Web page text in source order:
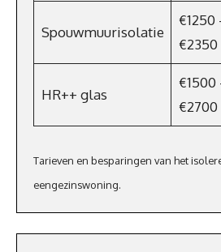
Spouwmuurisolatie
€1250
€2350
HR++ glas
€1500
€2700
Tarieven en besparingen van het
eengezinswoning.